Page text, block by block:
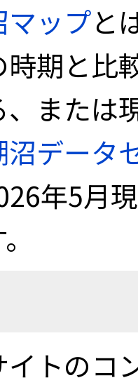
マップと
期と比
または
データ
年5月
イトのコ